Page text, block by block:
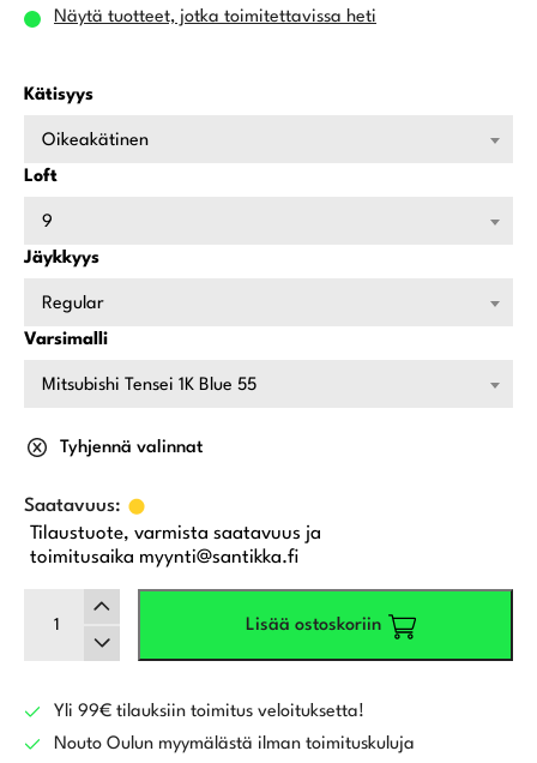
Näytä tuotteet, jotka toimitettavissa heti
Kätisyys
Oikeakätinen
Loft
9
Jäykkyys
Regular
Varsimalli
Mitsubishi Tensei 1K Blue 55
Tyhjennä valinnat
Tilaustuote, varmista saatavuus ja
toimitusaika myynti@santikka.fi
GT2
Lisää ostoskoriin
Yli 99€ tilauksiin toimitus veloituksetta!
Nouto Oulun myymälästä ilman toimituskuluja